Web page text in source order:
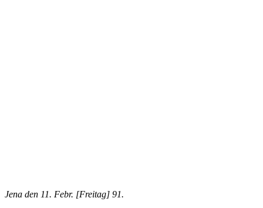
Jena den 11. Febr. [Freitag] 91.